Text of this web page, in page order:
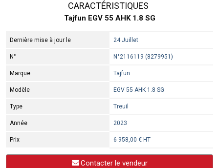
CARACTÉRISTIQUES
Tajfun EGV 55 AHK 1.8 SG
Dernière mise à jour le 24 Juillet
N° N°2116119 (8279951)
Marque Tajfun
Modèle EGV 55 AHK 1.8 SG
Type Treuil
Année 2023
Prix 6 958,00 € HT
Contacter le vendeur